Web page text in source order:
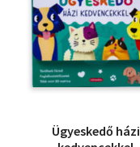
Ügyeskedő házi